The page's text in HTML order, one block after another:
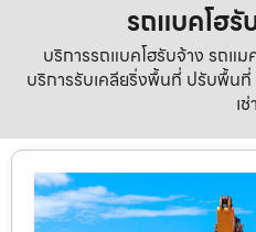
รถแบคโฮ
บริการรถแบคโฮรับจ้าง รถแม
บริการรับเคลียริ่งพื้นที่ ปรับพื้น
เช่า